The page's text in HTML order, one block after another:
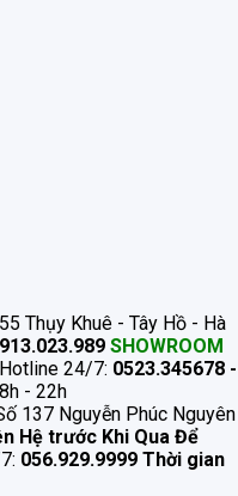
Thụy Khuê - Tây Hồ - Hà
SHOWROOM
24/7: 0523.345678 -
- 22h
137 Nguyễn Phúc Nguyên
Hệ trước Khi Qua Để
056.929.9999 Thời gian